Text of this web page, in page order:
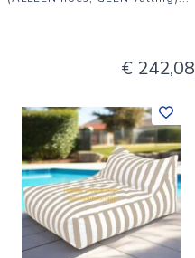
€ 242,08